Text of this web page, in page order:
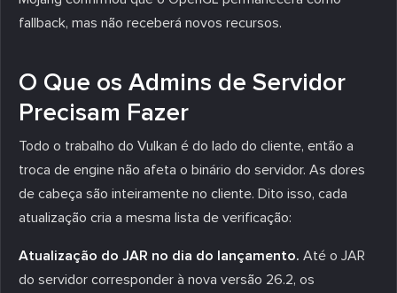
fallback, mas não receberá novos recursos.
O Que os Admins de Servidor
Precisam Fazer
Todo o trabalho do Vulkan é do lado do cliente, então a
troca de engine não afeta o binário do servidor. As dores
de cabeça são inteiramente no cliente. Dito isso, cada
atualização cria a mesma lista de verificação:
Atualização do JAR no dia do lançamento. Até o JAR
do servidor corresponder à nova versão 26.2, os